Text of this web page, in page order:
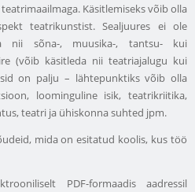
Käsitlemiseks võib olla
teatrikunstist. Sealjuures ei ole
nii sõna-, muusika-, tantsu- kui
(võib käsitleda nii teatriajalugu kui
on palju – lähtepunktiks võib olla
loominguline isik, teatrikriitika,
teatri ja ühiskonna suhted jpm.
mida on esitatud koolis, kus töö
PDF-formaadis aadressil